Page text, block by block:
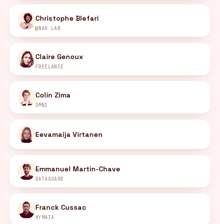
Christophe Blefari
@NAO LAB
Claire Genoux
FREELANCE
Colin Zima
OMNI
Eevamaija Virtanen
Emmanuel Martin-Chave
DATAGUARD
Franck Cussac
HYMAIA